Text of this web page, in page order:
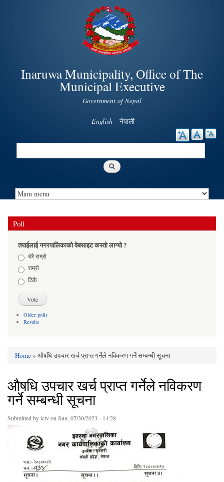
Skip to
main
content
Inaruwa Municipality, Office of The
Municipal Executive
Government of Nepal
English नेपाली
Search
Poll
तपाईलाई नगरपालिकाको वेबसाइट कस्तो लाग्यो ?
Choicesधेरै राम्रो
राम्रो
ठिकै
Older polls
Results
Home» औषधि उपचार खर्च प्राप्त गर्नेले नविकरण गर्ने सम्बन्धी सूचना
औषधि उपचार खर्च प्राप्त गर्नेले नविकरण
गर्ने सम्बन्धी सूचना
Submitted byictvon Sun, 07/30/2023 - 14:28